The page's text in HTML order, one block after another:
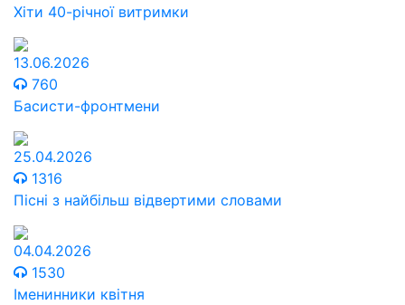
Хіти 40-річної витримки
13.06.2026
760
Басисти-фронтмени
25.04.2026
1316
Пісні з найбільш відвертими словами
04.04.2026
1530
Іменинники квітня